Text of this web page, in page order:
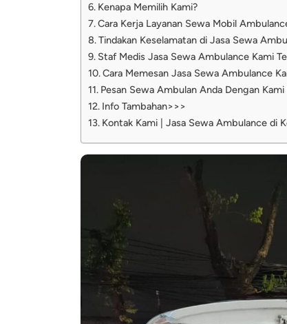
Kenapa Memilih Kami?
Cara Kerja Layanan Sewa Mobil
Tindakan Keselamatan di Jasa Sewa
Staf Medis Jasa Sewa Ambulance Kami
Cara Memesan Jasa Sewa Ambulance
Pesan Sewa Ambulan Anda Dengan Kami
Info Tambahan>>>
Kontak Kami | Jasa Sewa Ambulance di